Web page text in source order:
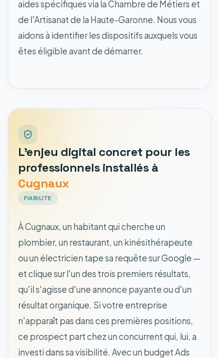
aides spécifiques via la Chambre de Métiers et
de l'Artisanat de la Haute-Garonne. Nous vous
aidons à identifier les dispositifs auxquels vous
êtes éligible avant de démarrer.
L'enjeu digital concret pour les
professionnels installés à
Cugnaux
FIABILITE
À Cugnaux, un habitant qui cherche un
plombier, un restaurant, un kinésithérapeute
ou un électricien tape sa requête sur Google —
et clique sur l'un des trois premiers résultats,
qu'il s'agisse d'une annonce payante ou d'un
résultat organique. Si votre entreprise
n'apparaît pas dans ces premières positions,
ce prospect part chez un concurrent qui, lui, a
investi dans sa visibilité. Avec un budget Ads